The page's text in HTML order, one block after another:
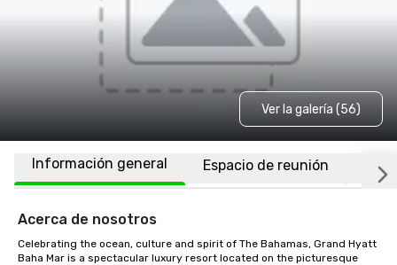
Ver la galería (56)
Información general Espacio de reunión
Acerca de nosotros
Celebrating the ocean, culture and spirit of The Bahamas, Grand Hyatt
Baha Mar is a spectacular luxury resort located on the picturesque